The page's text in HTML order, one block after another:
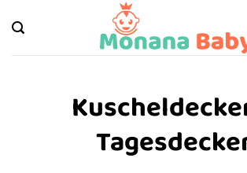
Inhalt
springen